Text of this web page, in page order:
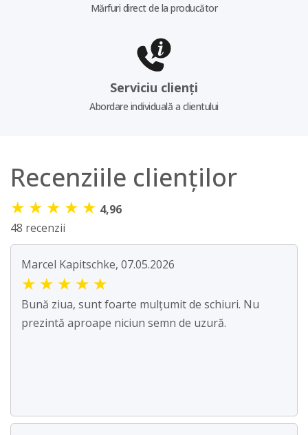
Mărfuri direct de la producător
Serviciu clienți
Abordare individuală a clientului
Recenziile clienților
★ ★ ★ ★ ★ 4,96
48 recenzii
Marcel Kapitschke, 07.05.2026
★ ★ ★ ★ ★
Bună ziua, sunt foarte mulțumit de schiuri. Nu
prezintă aproape niciun semn de uzură.